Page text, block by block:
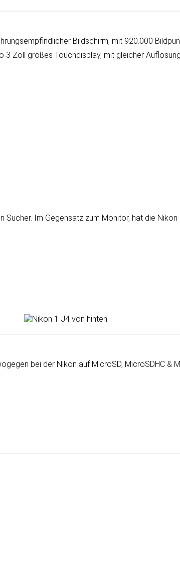
Bild­schirm, mit 920.000
Zoll großes Touch­display, mit gleicher
Sucher. Im Ge­gen­satz zum Moni­tor, hat die
bei der Nikon auf MicroSD, MicroSDHC &